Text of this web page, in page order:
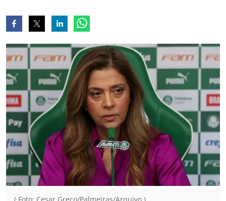
( Foto: Cesar Greco/Palmeiras/Arquivo )